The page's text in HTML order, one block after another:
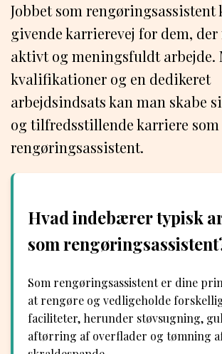
Jobbet som rengøringsassistent
givende karrierevej for dem, der
aktivt og meningsfuldt arbejde.
kvalifikationer og en dedikeret
arbejdsindsats kan man skabe
og tilfredsstillende karriere som
rengøringsassistent.
Hvad indebærer typisk
som
Som rengøringsassistent er dine
at rengøre og vedligeholde
faciliteter, herunder støvsugning,
aftørring af overflader og tømning